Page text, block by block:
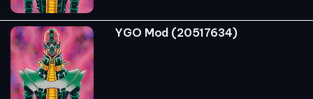
YGO Mod (20517634)